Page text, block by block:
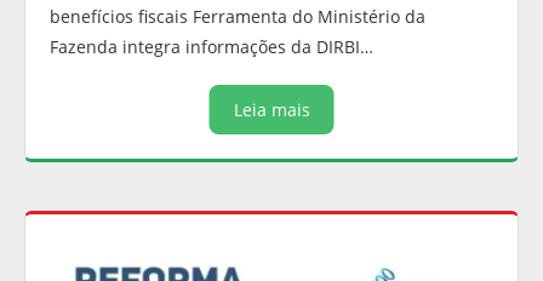
benefícios fiscais Ferramenta do Ministério da
Fazenda integra informações da DIRBI…
Leia mais